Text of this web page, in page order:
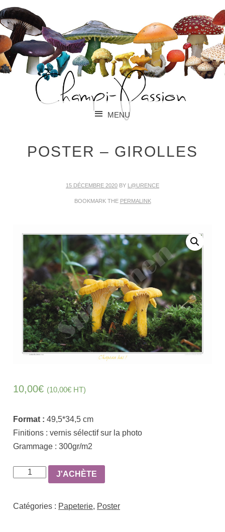
CHAMPI-PASSION
PARLONS CHAMPIGNONS !
MENU
POSTER – GIROLLES
15 DÉCEMBRE 2020 BY L@URENCE
BOOKMARK THE PERMALINK
10,00€ (10,00€ HT)
Format : 49,5*34,5 cm
Finitions :vernis sélectif sur la photo
Grammage :300gr/m2
quantité
J'ACHÈTE
Catégories : Papeterie, Poster